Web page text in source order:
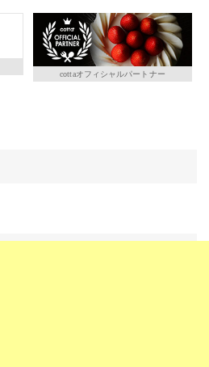
cottaオフィシャルパートナー